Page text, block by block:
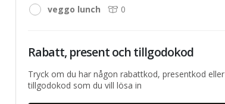
veggo lunch
0
Rabatt, present och tillgodokod
Tryck om du har någon rabattkod, presentkod eller
tillgodokod som du vill lösa in